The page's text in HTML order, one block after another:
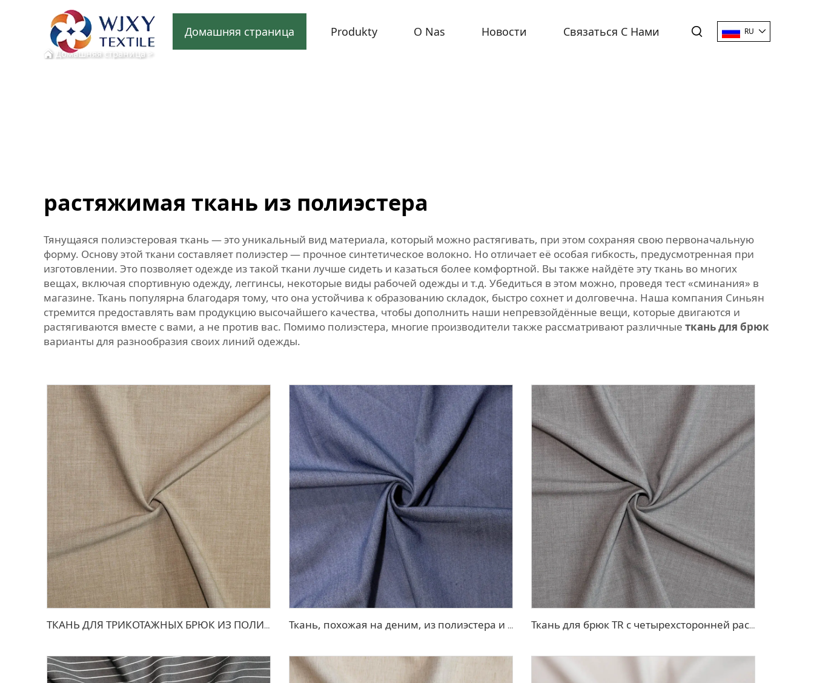
Домашняя страница Produkty O Nas Новости Связаться С Нами RU
Домашняя страница>
растяжимая ткань из полиэстера
Тянущаяся полиэстеровая ткань — это уникальный вид материала, который можно растягивать, при этом сохраняя свою первоначальную
форму. Основу этой ткани составляет полиэстер — прочное синтетическое волокно. Но отличает её особая гибкость, предусмотренная при
изготовлении. Это позволяет одежде из такой ткани лучше сидеть и казаться более комфортной. Вы также найдёте эту ткань во многих
вещах, включая спортивную одежду, леггинсы, некоторые виды рабочей одежды и т.д. Убедиться в этом можно, проведя тест «сминания» в
магазине. Ткань популярна благодаря тому, что она устойчива к образованию складок, быстро сохнет и долговечна. Наша компания Синьян
стремится предоставлять вам продукцию высочайшего качества, чтобы дополнить наши непревзойдённые вещи, которые двигаются и
растягиваются вместе с вами, а не против вас. Помимо полиэстера, многие производители также рассматривают различные ткань для брюк
варианты для разнообразия своих линий одежды.
ТКАНЬ ДЛЯ ТРИКОТАЖНЫХ БРЮК ИЗ ПОЛИЭСТЕРА И ВИСКОЗЫ Ткань, похожая на деним, из полиэстера и вискозы Ткань для брюк TR с четырехсторонней растяжкой